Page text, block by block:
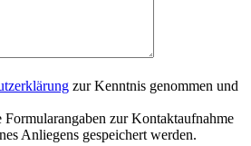
zur Kenntnis genommen und
Formularangaben zur Kontaktaufnahme
Anliegens gespeichert werden.